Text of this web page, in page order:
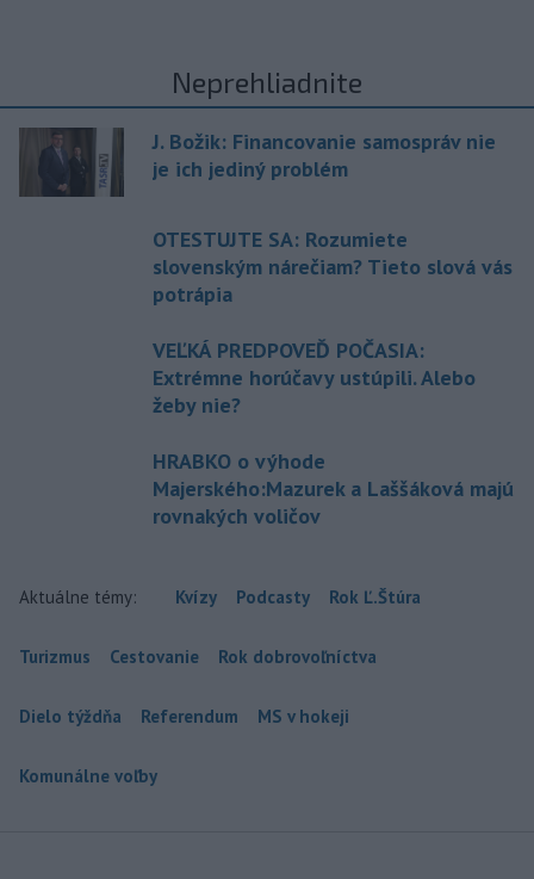
Neprehliadnite
J. Božik: Financovanie samospráv nie
je ich jediný problém
OTESTUJTE SA: Rozumiete
slovenským nárečiam? Tieto slová vás
potrápia
VEĽKÁ PREDPOVEĎ POČASIA:
Extrémne horúčavy ustúpili. Alebo
žeby nie?
HRABKO o výhode
Majerského:Mazurek a Laššáková majú
rovnakých voličov
Aktuálne témy: Kvízy Podcasty Rok Ľ.Štúra
Turizmus Cestovanie Rok dobrovoľníctva
Dielo týždňa Referendum MS v hokeji
Komunálne voľby